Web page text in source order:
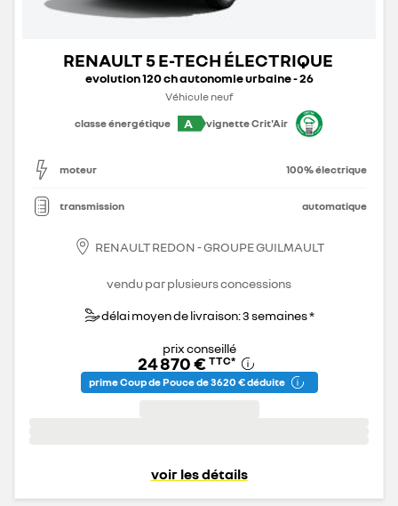
RENAULT 5 E-TECH ÉLECTRIQUE
evolution 120 ch autonomie urbaine - 26
Véhicule neuf
classe énergétique
A vignette Crit'Air
moteur 100% électrique
transmission automatique
RENAULT REDON - GROUPE GUILMAULT
vendu par plusieurs concessions
délai moyen de livraison: 3 semaines *
prix conseillé
24 870 € TTC*
prime Coup de Pouce de 3 620 € déduite
voir les détails